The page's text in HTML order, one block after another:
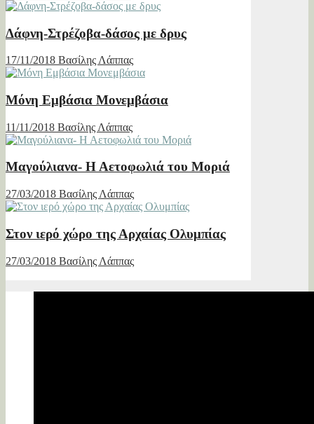
Δάφνη-Στρέζοβα-δάσος με δρυς
17/11/2018 Βασίλης Λάππας
Μόνη Εμβάσια Μονεμβάσια
11/11/2018 Βασίλης Λάππας
Μαγούλιανα- Η Αετοφωλιά του Μοριά
27/03/2018 Βασίλης Λάππας
Στον ιερό χώρο της Αρχαίας Ολυμπίας
27/03/2018 Βασίλης Λάππας